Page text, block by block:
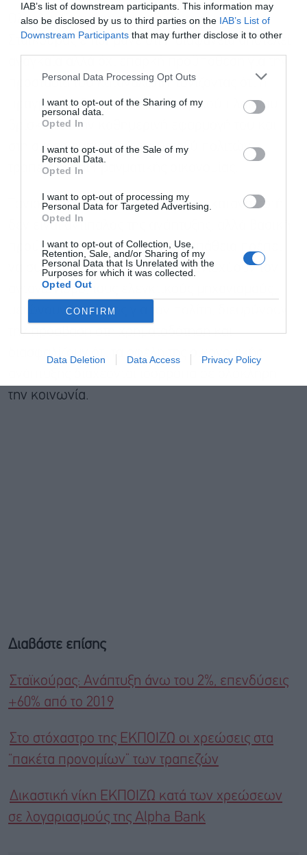
IAB’s list of downstream participants. This information may
also be disclosed by us to third parties on the IAB’s List of
Downstream Participants that may further disclose it to other
Personal Data Processing Opt Outs
I want to opt-out of the Sharing of my
personal data.
Opted In
I want to opt-out of the Sale of my
Personal Data.
Opted In
I want to opt-out of processing my
Personal Data for Targeted Advertising.
Opted In
I want to opt-out of Collection, Use,
Retention, Sale, and/or Sharing of my
Personal Data that Is Unrelated with the
Purposes for which it was collected.
Opted Out
CONFIRM
Data Deletion Data Access Privacy Policy
Ολοκληρώνοντας την τοποθέτησή του, ο κ.
Σταϊκούρας επισήμανε ότι η διαφάνεια αποτελεί
προστασία του καταναλωτή, τονίζοντας ότι η
πραγματική δοκιμασία του θεσμικού πλαισίου
βρίσκεται στην καθημερινή εφαρμογή του και
στη σχέση εμπιστοσύνης μεταξύ πολιτών,
τραπεζών και πραγματικής οικονομίας.
Τόνισε, τέλος, ότι η προστασία του καταναλωτή
δεν είναι αντίπαλος της ανάπτυξης, αλλά βασική
προϋπόθεσή της, και ότι η προσπάθεια πρέπει
να συνεχιστεί με πολιτικές που ενισχύουν τον
ανταγωνισμό, τους ελεγκτικούς μηχανισμούς,
μειώνουν το κόστος για τον πολίτη, διευρύνουν
την πρόσβαση στη χρηματοδότηση και
διασφαλίζουν ότι τα οφέλη της οικονομικής
την κοινωνία.
Διαβάστε επίσης
Σταϊκούρας: Ανάπτυξη άνω του 2%, επενδύσεις
+60% από το 2019
Στο στόχαστρο της ΕΚΠΟΙΖΩ οι χρεώσεις στα
“πακέτα προνομίων” των τραπεζών
Δικαστική νίκη ΕΚΠΟΙΖΩ κατά των χρεώσεων
σε λογαριασμούς της Alpha Bank
Εγγραφή στο
και την πολιτική απορρήτου